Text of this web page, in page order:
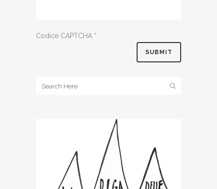
Codice CAPTCHA *